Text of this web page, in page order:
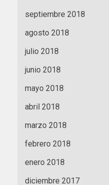
septiembre 2018
agosto 2018
julio 2018
junio 2018
mayo 2018
abril 2018
marzo 2018
febrero 2018
enero 2018
diciembre 2017